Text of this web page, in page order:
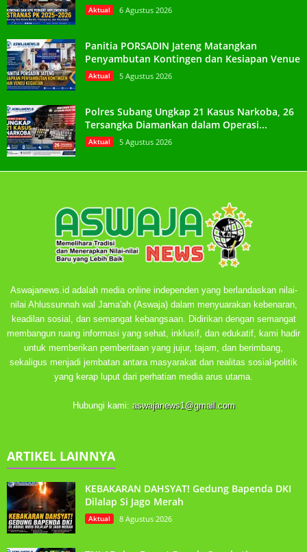
Aktual 6 Agustus 2026
Panitia PORSADIN Jateng Matangkan
Penyambutan Kontingen dan Kesiapan Venue
Aktual 5 Agustus 2026
Polres Subang Ungkap 21 Kasus Narkoba, 26
Tersangka Diamankan dalam Operasi...
Aktual 5 Agustus 2026
Aswajanews.id adalah media online independen yang berlandaskan nilai-
nilai Ahlussunnah wal Jama'ah (Aswaja) dalam menyuarakan kebenaran,
keadilan sosial, dan semangat kebangsaan. Didirikan dengan semangat
membangun ruang informasi yang sehat, inklusif, dan edukatif, kami hadir
untuk memberikan pemberitaan yang jujur, tajam, dan berimbang,
sekaligus menjadi jembatan antara masyarakat dan realitas sosial-politik
yang kerap luput dari perhatian media arus utama.
Hubungi kami: aswajanews1@gmail.com
ARTIKEL LAINNYA
KEBAKARAN DAHSYAT! Gedung Bapenda DKI
Dilalap Si Jago Merah
Aktual 8 Agustus 2026